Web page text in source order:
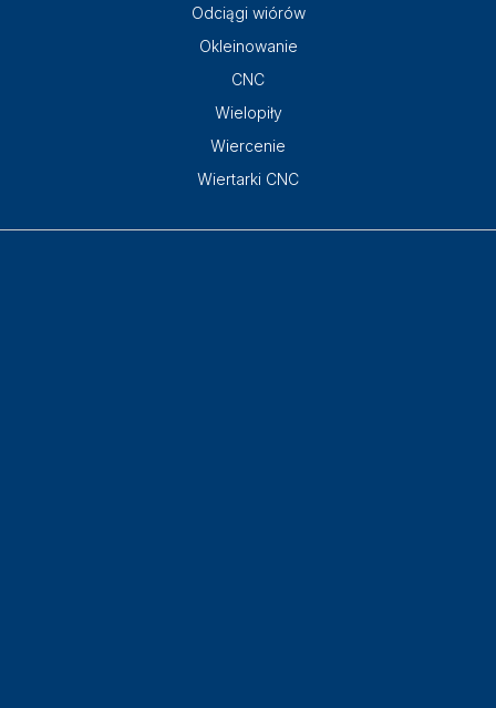
Odciągi wiórów
Okleinowanie
CNC
Wielopiły
Wiercenie
Wiertarki CNC